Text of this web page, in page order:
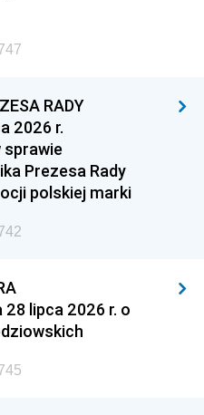
RADY
2026 r.
sprawie
Prezesa Rady
polskiej marki
28 lipca 2026 r. o